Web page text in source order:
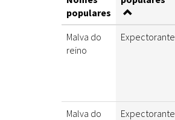
populares
Malva do
reino
Expectorante
Malva do Expectorante